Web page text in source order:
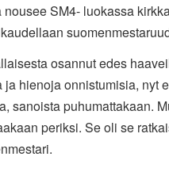
SM4- luokassa
osannut edes
hienoja onnistumisia, nyt
sanoista puhumattakaan.
periksi. Se oli se